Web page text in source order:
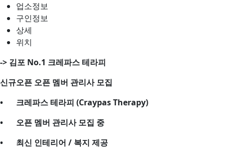
업소정보
구인정보
상세
위치
-> 김포 No.1 크레파스 테라피
신규오픈 오픈 멤버 관리사 모집
•
크레파스 테라피 (Craypas Therapy)
•
오픈 멤버 관리사 모집 중
•
최신 인테리어 / 복지 제공